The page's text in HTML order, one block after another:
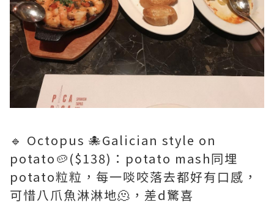
🔹 Octopus 🐙Galician style on
potato🥔($138)：potato mash同埋
potato粒粒，每一啖咬落去都好有口感，
可惜八爪魚淋淋地🫠，差d驚喜